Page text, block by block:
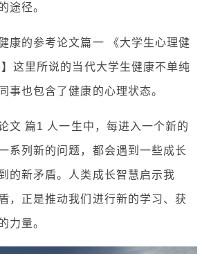
途径。
康的参考论文篇一 《大学生心理健
这里所说的当代大学生健康不单纯
事也包含了健康的心理状态。
文 篇1 人一生中，每进入一个新的
系列新的问题，都会遇到一些成长
的新矛盾。人类成长智慧启示我
，正是推动我们进行新的学习、获
力量。